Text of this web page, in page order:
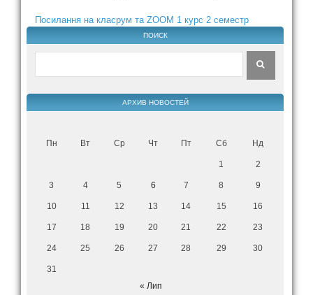
Посилання на класрум та ZOOM 1 курс 2 семестр
ПОИСК
АРХИВ НОВОСТЕЙ
Пн Вт Ср Чт Пт Сб Нд
1 2
3 4 5 6 7 8 9
10 11 12 13 14 15 16
17 18 19 20 21 22 23
24 25 26 27 28 29 30
31
« Лип